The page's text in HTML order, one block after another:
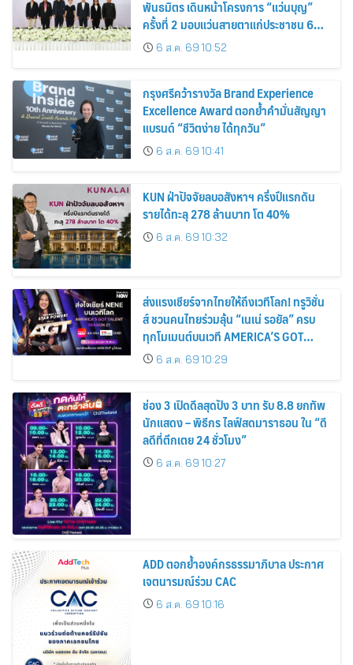
พันธมิตร เดินหน้าโครงการ “แว่นบุญ”
ครั้งที่ 2 มอบแว่นสายตาแก่ประชาชน 600
คน ขยายโอกาสการมองเห็นสู่ชุมชนไทย
6 ส.ค. 69 10:52
กรุงศรีคว้ารางวัล Brand Experience
Excellence Award ตอกย้ำคำมั่นสัญญา
แบรนด์ “ชีวิตง่าย ได้ทุกวัน”
6 ส.ค. 69 10:41
KUN ฝ่าปัจจัยลบอสังหาฯ ครึ่งปีแรกดัน
รายได้ทะลุ 278 ล้านบาท โต 40%
6 ส.ค. 69 10:32
ส่งแรงเชียร์จากไทยให้ถึงเวทีโลก! ทรูวิชั่น
ส์ ชวนคนไทยร่วมลุ้น “เนเน่ รอยัล” ครบ
ทุกโมเมนต์บนเวที AMERICA’S GOT
TALENT SEASON 21
6 ส.ค. 69 10:29
ช่อง 3 เปิดดีลสุดปัง 3 บาท รับ 8.8 ยกทัพ
นักแสดง – พิธีกร ไลฟ์สดมาราธอน ใน “ดี
ลดีที่ตึกเตย 24 ชั่วโมง”
6 ส.ค. 69 10:27
ADD ตอกย้ำองค์กรธรรมาภิบาล ประกาศ
เจตนารมณ์ร่วม CAC
6 ส.ค. 69 10:16